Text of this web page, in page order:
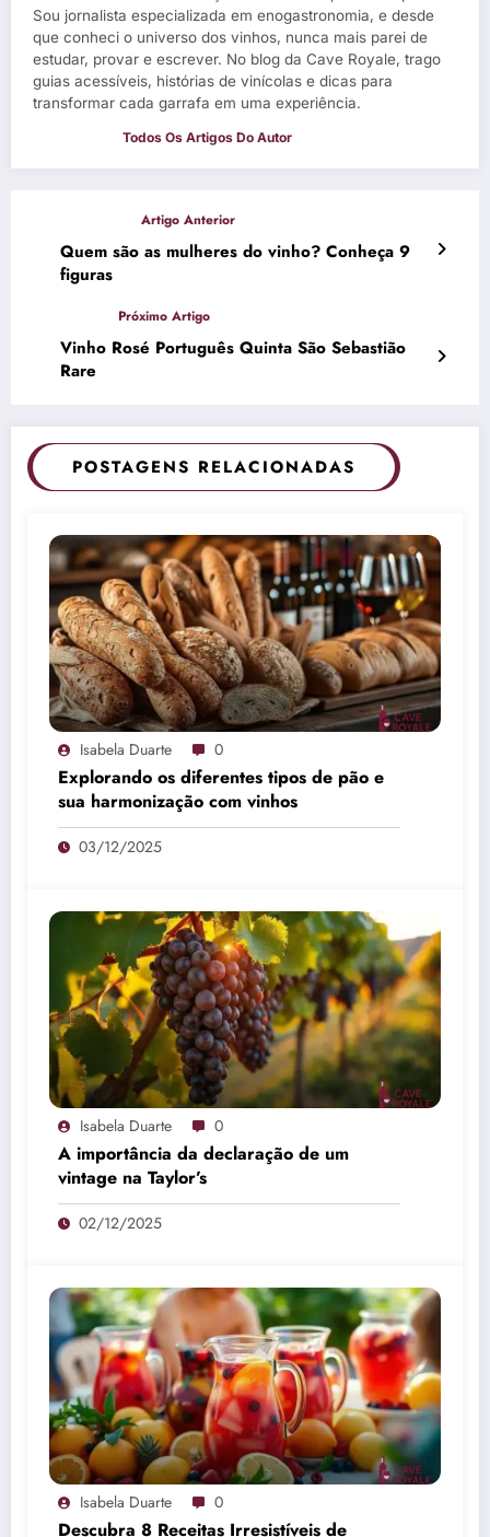
Sou jornalista especializada em enogastronomia, e desde
que conheci o universo dos vinhos, nunca mais parei de
estudar, provar e escrever. No blog da Cave Royale, trago
guias acessíveis, histórias de vinícolas e dicas para
transformar cada garrafa em uma experiência.
Quem são as mulheres do vinho? Conheça 9
figuras
Vinho Rosé Português Quinta São Sebastião
Rare
POSTAGENS RELACIONADAS
Isabela Duarte 0
Explorando os diferentes tipos de pão e
sua harmonização com vinhos
03/12/2025
Isabela Duarte 0
A importância da declaração de um
vintage na Taylor’s
02/12/2025
Isabela Duarte 0
Descubra 8 Receitas Irresistíveis de